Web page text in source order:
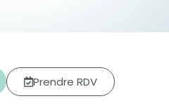
Prendre RDV